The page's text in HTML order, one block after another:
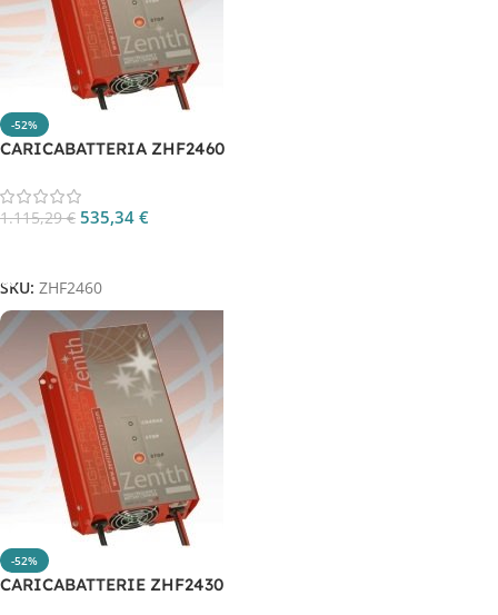
-52%
CARICABATTERIA ZHF2460
1.115,29€ 535,34 €
SKU: ZHF2460
-52%
CARICABATTERIE ZHF2430